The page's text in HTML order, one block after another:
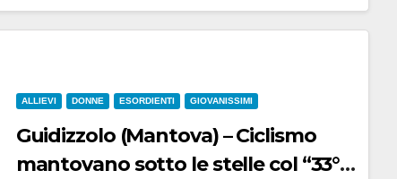
ALLIEVI DONNE ESORDIENTI GIOVANISSIMI
Guidizzolo (Mantova) – Ciclismo
mantovano sotto le stelle col “33°